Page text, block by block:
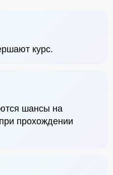
курс.
шансы на
прохождении